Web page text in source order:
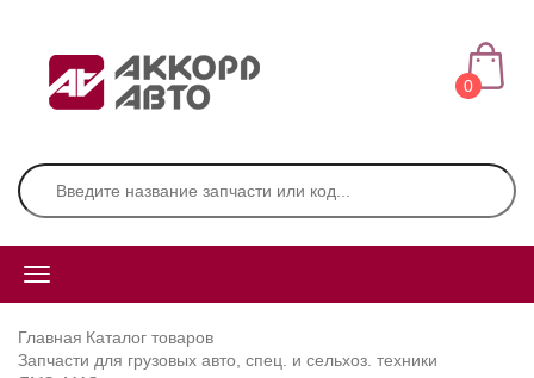
0
Главная Каталог товаров
Запчасти для грузовых авто, спец. и сельхоз. техники